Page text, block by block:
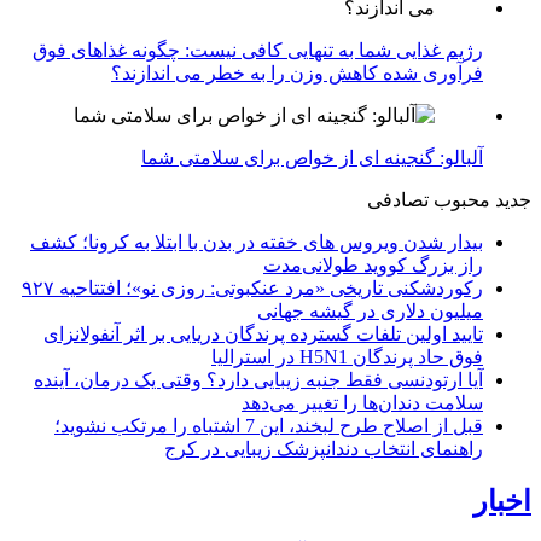
رژیم غذایی شما به تنهایی کافی نیست: چگونه غذاهای فوق
فرآوری شده کاهش وزن را به خطر می اندازند؟
آلبالو: گنجینه ای از خواص برای سلامتی شما
جدید محبوب تصادفی
بیدار شدن ویروس‌ های خفته در بدن با ابتلا به کرونا؛ کشف
راز بزرگ کووید طولانی‌مدت
رکوردشکنی تاریخی «مرد عنکبوتی: روزی نو»؛ افتتاحیه ۹۲۷
میلیون دلاری در گیشه جهانی
تایید اولین تلفات گسترده پرندگان دریایی بر اثر آنفولانزای
فوق حاد پرندگان H5N1 در استرالیا
آیا ارتودنسی فقط جنبه زیبایی دارد؟ وقتی یک درمان، آینده
سلامت دندان‌ها را تغییر می‌دهد
قبل از اصلاح طرح لبخند، این 7 اشتباه را مرتکب نشوید؛
راهنمای انتخاب دندانپزشک زیبایی در کرج
اخبار